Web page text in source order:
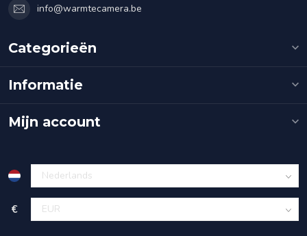
info@warmtecamera.be
Categorieën
Informatie
Mijn account
€